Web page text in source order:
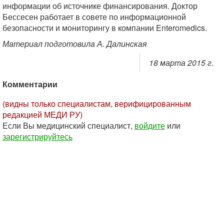
информации об источнике финансирования. Доктор
Бессесен работает в совете по информационной
безопасности и мониторингу в компании Enteromedics.
Материал подготовила А. Далинская
18 марта 2015 г.
Комментарии
(видны только специалистам, верифицированным
редакцией МЕДИ РУ)
Если Вы медицинский специалист, войдите или
зарегистрируйтесь